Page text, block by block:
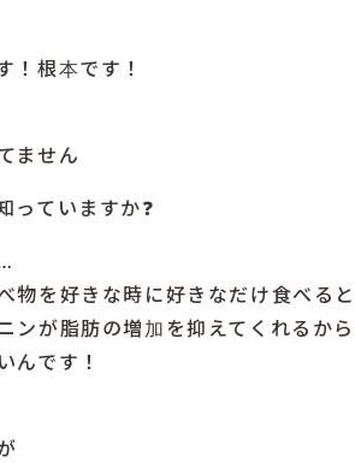
！根本です！
ません
っていますか❓
物を好きな時に好きなだけ食べると
ンが脂肪の増加を抑えてくれるから
んです！